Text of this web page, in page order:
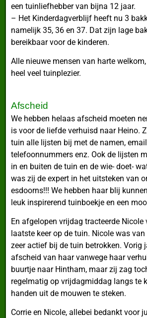
een tuinliefhebber van bijna 12 jaar.
– Het Kinderdagverblijf heeft nu 3
namelijk 35, 36 en 37. Dat zijn lage
bereikbaar voor de kinderen.
Alle nieuwe mensen van harte
heel veel tuinplezier.
Afscheid
We hebben helaas afscheid moeten
is voor de liefde verhuisd naar Heino.
tuin alle lijsten bij met de namen,
telefoonnummers enz. Ook de lijsten
in en buiten de tuin en de wie- doet-
was zij de expert in het uitsteken van
esdoorns!!! We hebben haar blij
leuk inspirerend tuinboekje en een
En afgelopen vrijdag tracteerde Nicole
laatste keer op de tuin. Nicole was
zeer actief bij de tuin betrokken. Vorig
afscheid van haar vanwege haar
buurtje naar Hintham, maar zij zag
regelmatig op vrijdagmiddag langs te
handen uit de mouwen te steken.
Corrie en Nicole, allebei bedankt voor